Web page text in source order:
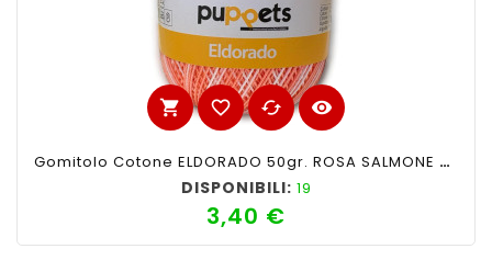
shopping_cart favorite_border cached visibility
Gomitolo Cotone ELDORADO 50gr. ROSA SALMONE SFUMATO N°32
DISPONIBILI: 19
3,40 €